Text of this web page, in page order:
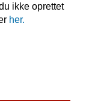
ikke oprettet
her.